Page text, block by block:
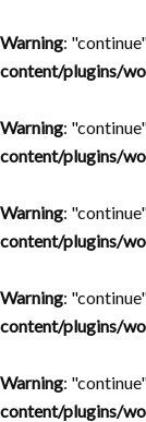
Warning:
content/plugins/
Warning:
content/plugins/
Warning:
content/plugins/
Warning:
content/plugins/
Warning:
content/plugins/